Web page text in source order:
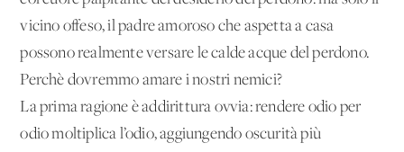
vicino offeso, il padre amoroso che aspetta a casa
possono realmente versare le calde acque del perdono.
Perchè dovremmo amare i nostri nemici?
La prima ragione è addirittura ovvia: rendere odio per
odio moltiplica l’odio, aggiungendo oscurità più